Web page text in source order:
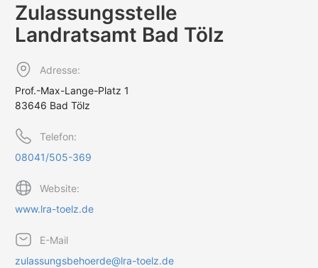
Zulassungs­stelle
Landratsamt Bad Tölz
Adresse:
Prof.-Max-Lange-Platz 1
83646 Bad Tölz
Telefon:
08041/505-369
Website:
www.lra-toelz.de
E-Mail
zulassungsbehoerde@lra-toelz.de